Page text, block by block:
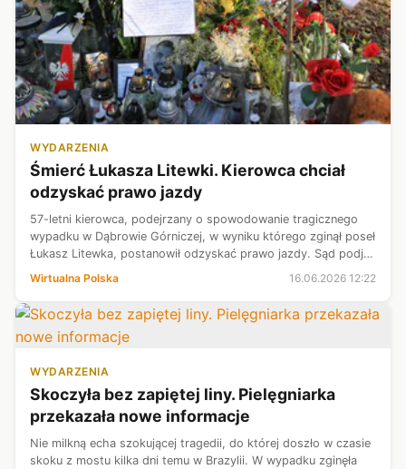
WYDARZENIA
Śmierć Łukasza Litewki. Kierowca chciał
odzyskać prawo jazdy
57-letni kierowca, podejrzany o spowodowanie tragicznego
wypadku w Dąbrowie Górniczej, w wyniku którego zginął poseł
Łukasz Litewka, postanowił odzyskać prawo jazdy. Sąd podjął
już decyzję w tej sprawie.
Wirtualna Polska 16.06.2026 12:22
WYDARZENIA
Skoczyła bez zapiętej liny. Pielęgniarka
przekazała nowe informacje
Nie milkną echa szokującej tragedii, do której doszło w czasie
skoku z mostu kilka dni temu w Brazylii. W wypadku zginęła